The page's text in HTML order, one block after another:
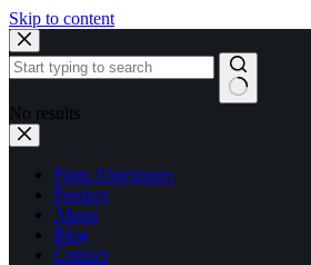
Skip to content
No results
Pintu Aluminium
Product
About
Blog
Contact